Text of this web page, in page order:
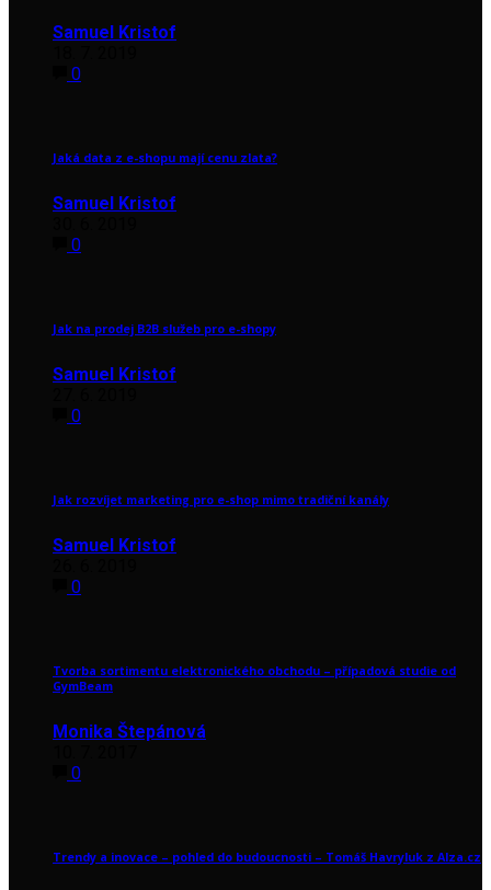
Samuel Kristof
0
Jaká data z e-shopu mají cenu zlata?
Samuel Kristof
0
Jak na prodej B2B služeb pro e-shopy
Samuel Kristof
0
Jak rozvíjet marketing pro e-shop mimo tradiční kanály
Samuel Kristof
0
Tvorba sortimentu elektronického obchodu – případová studie od
GymBeam
Monika Štepánová
0
Trendy a inovace – pohled do budoucnosti – Tomáš Havryluk z Alza.cz